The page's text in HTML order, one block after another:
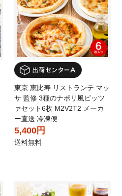
東京 恵比寿 リストランテ マッ
サ 監修 3種のナポリ風ピッツ
ァセット6枚 M2V2T2 メーカ
ー直送 冷凍便
5,400円
送料無料